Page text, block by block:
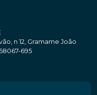
n 12, Gramame João
695